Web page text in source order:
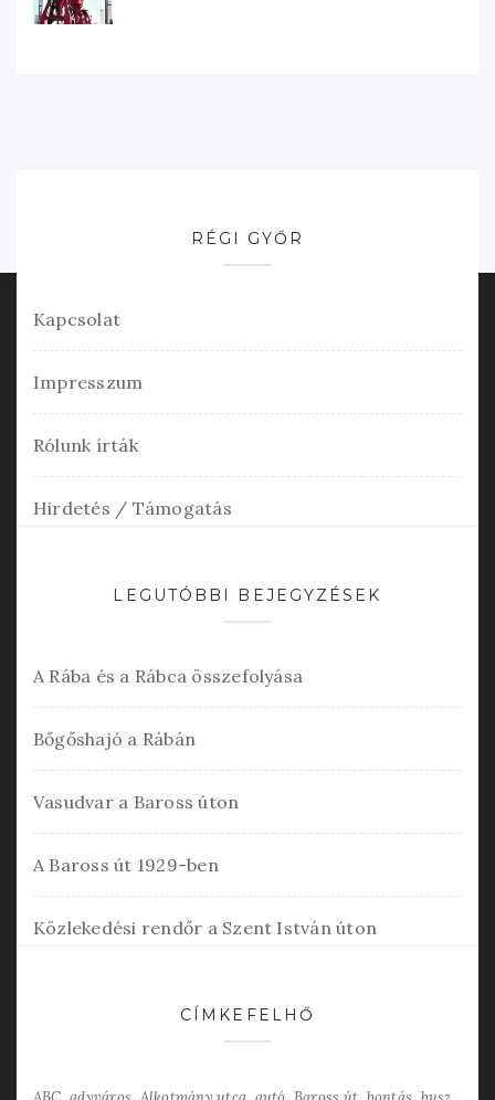
RÉGI GYŐR
Kapcsolat
Impresszum
Rólunk írták
Hirdetés / Támogatás
LEGUTÓBBI BEJEGYZÉSEK
A Rába és a Rábca összefolyása
Bőgőshajó a Rábán
Vasudvar a Baross úton
A Baross út 1929-ben
Közlekedési rendőr a Szent István úton
CÍMKEFELHŐ